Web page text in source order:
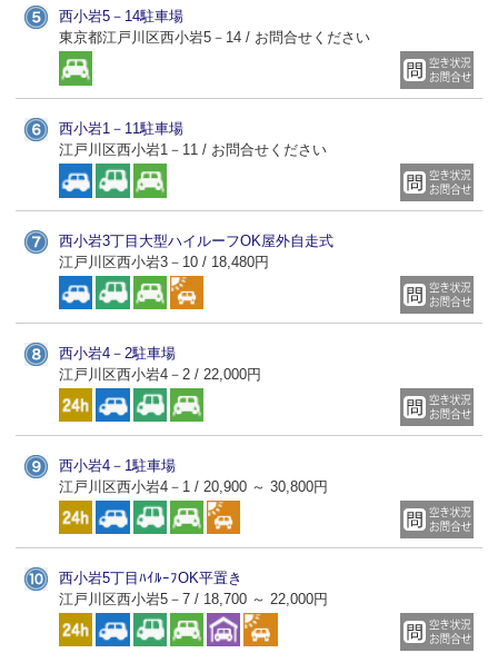
西小岩5－14駐車場
東京都江戸川区西小岩5－14 / お問合せください
西小岩1－11駐車場
江戸川区西小岩1－11 / お問合せください
西小岩3丁目大型ハイルーフOK屋外自走式
江戸川区西小岩3－10 / 18,480円
西小岩4－2駐車場
江戸川区西小岩4－2 / 22,000円
西小岩4－1駐車場
江戸川区西小岩4－1 / 20,900 ～ 30,800円
西小岩5丁目ﾊｲﾙｰﾌOK平置き
江戸川区西小岩5－7 / 18,700 ～ 22,000円